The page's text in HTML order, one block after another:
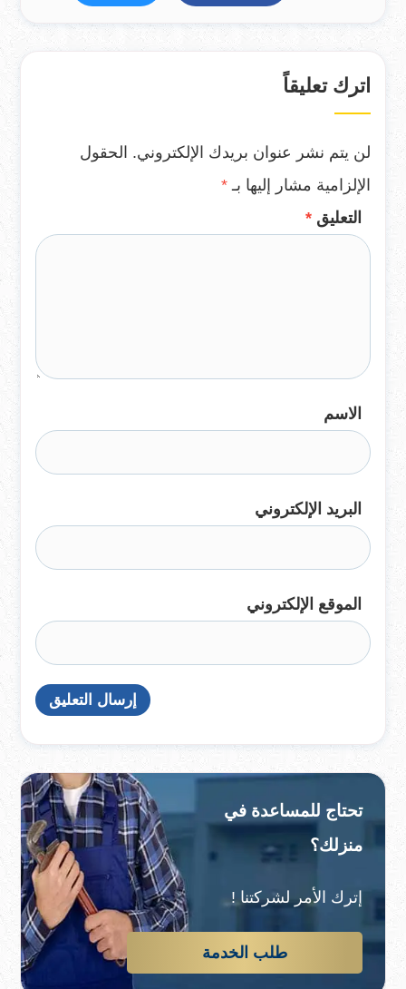
اترك تعليقاً
لن يتم نشر عنوان بريدك الإلكتروني. الحقول
الإلزامية مشار إليها بـ *
التعليق *
الاسم
البريد الإلكتروني
الموقع الإلكتروني
تحتاج للمساعدة في
منزلك؟
إترك الأمر لشركتنا !
طلب الخدمة